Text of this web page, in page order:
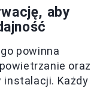
aby
powinna
oraz
instalacji. Każdy